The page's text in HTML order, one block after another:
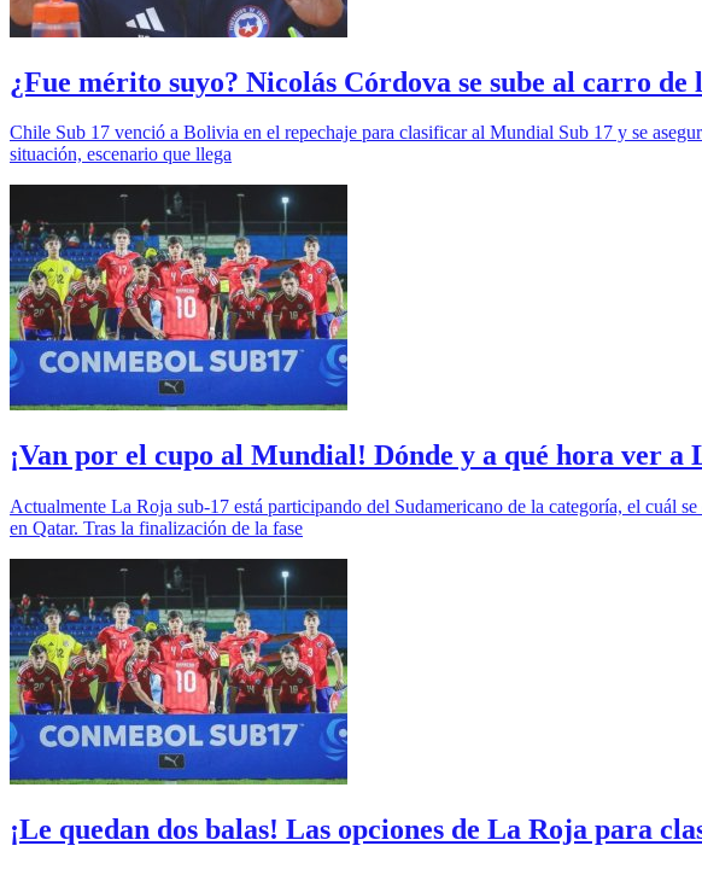
¿Fue mérito suyo? Nicolás Córdova se sube al carro
Chile Sub 17 venció a Bolivia en el repechaje para clasificar al Mundial Sub 17 y se
situación, escenario que llega
¡Van por el cupo al Mundial! Dónde y a qué hora ver a
Actualmente La Roja sub-17 está participando del Sudamericano de la categoría, el cuál
en Qatar. Tras la finalización de la fase
¡Le quedan dos balas! Las opciones de La Roja para